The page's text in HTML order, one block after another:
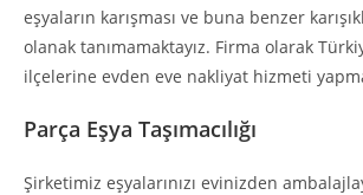
eşyaların karışması ve buna benzer
olanak tanımamaktayız. Firma olarak
ilçelerine evden eve nakliyat hizmeti
Parça Eşya Taşımacılığı
Şirketimiz eşyalarınızı evinizden